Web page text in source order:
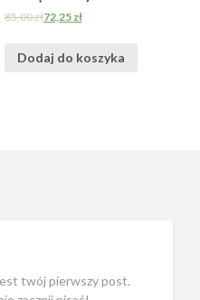
85,00zł72,25 zł
Dodaj do koszyka
twój pierwszy post.